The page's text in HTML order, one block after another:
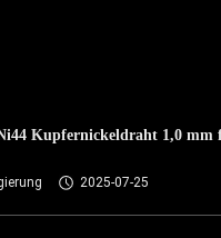
Kupfernickeldraht 1,0 mm
2025-07-25